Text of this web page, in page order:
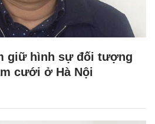
giữ hình sự đối tượng
cưới ở Hà Nội